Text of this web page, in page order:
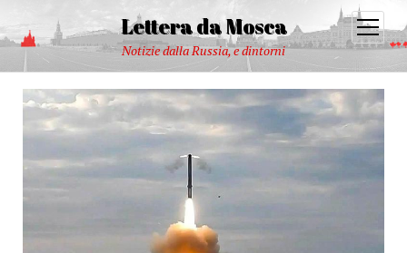
Lettera da Mosca
Notizie dalla Russia, e dintorni
open
menu